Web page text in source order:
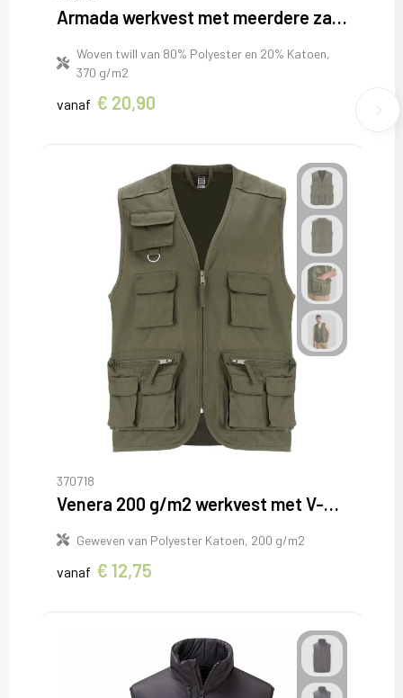
Armada werkvest met meerdere zakken
Woven twill van 80% Polyester en 20% Katoen,
370 g/m2
vanaf € 20,90
370718
Venera 200 g/m2 werkvest met V-hals en meerdere zakken
Geweven van Polyester Katoen, 200 g/m2
vanaf € 12,75